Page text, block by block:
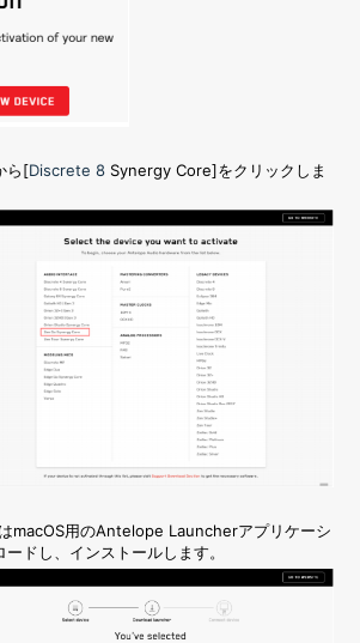
ら[Discrete 8 Synergy Core]をクリックしま
macOS用のAntelope Launcherアプリケーシ
ードし、インストールします。